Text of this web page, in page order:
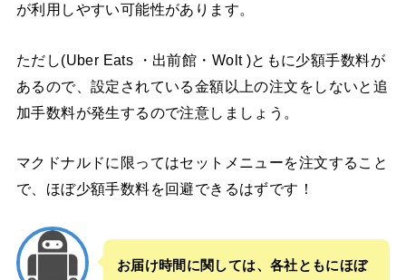
が利用しやすい可能性があります。
ただし(Uber Eats ・出前館・Wolt )ともに少額手数料が
あるので、設定されている金額以上の注文をしないと追
加手数料が発生するので注意しましょう。
マクドナルドに限ってはセットメニューを注文すること
で、ほぼ少額手数料を回避できるはずです！
お届け時間に関しては、各社ともにほぼ